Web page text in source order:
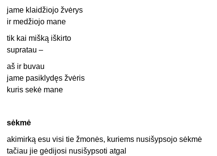
jame klaidžiojo žvėrys
ir medžiojo mane
tik kai mišką iškirto
supratau –
aš ir buvau
jame pasiklydęs žvėris
kuris sekė mane
sėkmė
akimirką esu visi tie žmonės, kuriems nusišypsojo sėkmė
tačiau jie gėdijosi nusišypsoti atgal